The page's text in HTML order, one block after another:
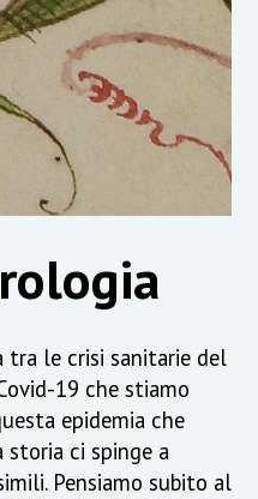
tra le crisi sanitarie del
19 che stiamo
epidemia che
storia ci spinge a
Pensiamo subito al